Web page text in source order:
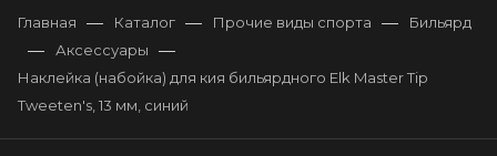
Главная — Каталог — Прочие виды спорта — Бильярд
— Аксессуары —
Наклейка (набойка) для кия бильярдного Elk Master Tip
Tweeten's, 13 мм, синий